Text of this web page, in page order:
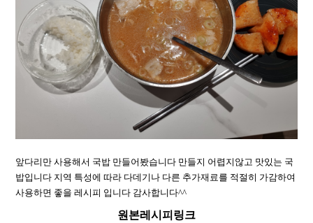
앞다리만 사용해서 국밥 만들어봤습니다 만들지 어렵지않고 맛있는 국
밥입니다 지역 특성에 따라 다데기나 다른 추가재료를 적절히 가감하여
사용하면 좋을 레시피 입니다 감사합니다^^
원본레시피링크